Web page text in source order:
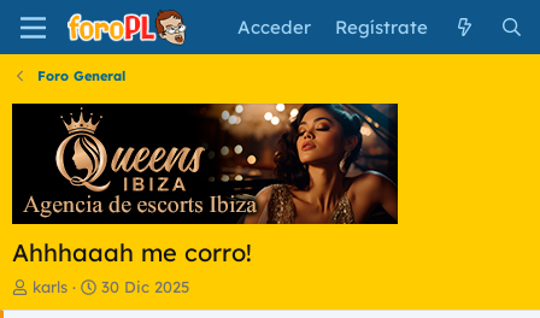
Acceder Regístrate
Foro General
Ahhhaaah me corro!
I
n
karls
F
e
30 Dic 2025